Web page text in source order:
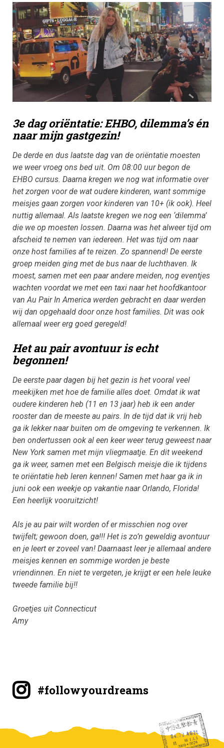
3e dag oriëntatie: EHBO, dilemma’s én
naar mijn gastgezin!
De derde en dus laatste dag van de oriëntatie moesten
we weer vroeg ons bed uit. Om 08:00 uur begon de
EHBO cursus. Daarna kregen we nog wat informatie over
het zorgen voor de wat oudere kinderen, want sommige
meisjes gaan zorgen voor kinderen van 10+ (ik ook). Heel
nuttig allemaal. Als laatste kregen we nog een ‘dilemma’
die we op moesten lossen. Daarna was het alweer tijd om
afscheid te nemen van iedereen. Het was tijd om naar
onze host families af te reizen. Zo spannend! De eerste
groep meiden ging met de bus naar de luchthaven. Ik
moest, samen met een paar andere meiden, nog eventjes
wachten voordat we met een taxi naar het hoofdkantoor
van Au Pair In America werden gebracht en daar werden
wij dan opgehaald door onze host families. Dit was ook
allemaal weer erg goed geregeld!
Het au pair avontuur is echt
begonnen!
De eerste paar dagen bij het gezin is het vooral veel
meekijken met hoe de familie alles doet. Omdat ik wat
oudere kinderen heb (11 en 13 jaar) heb ik een ander
rooster dan de meeste au pairs. In de tijd dat ik vrij heb
ga ik lekker naar buiten om de omgeving te verkennen. Ik
ben ondertussen ook al een keer weer terug geweest naar
New York samen met mijn vliegmaatje. En dit weekend
ga ik weer, samen met een Belgisch meisje die ik tijdens
te oriëntatie heb leren kennen! Samen met haar ga ik in
juni ook een weekje op vakantie naar Orlando, Florida!
Een heerlijk vooruitzicht!
Als je au pair wilt worden of er misschien nog over
twijfelt; gewoon doen, ga!!! Het is zo’n geweldig avontuur
en je leert er zoveel van! Daarnaast leer je allemaal andere
meisjes kennen en sommige worden je beste
vriendinnen. En niet te vergeten, je krijgt er een hele leuke
tweede familie bij!!
Groetjes uit Connecticut
Amy
#followyourdreams